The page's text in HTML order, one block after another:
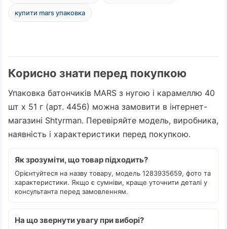
купити mars упаковка
Корисно знати перед покупкою
Упаковка батончиків MARS з нугою і карамеллю 40
шт х 51 г (арт. 4456) можна замовити в інтернет-
магазині Shtyrman. Перевіряйте модель, виробника,
наявність і характеристики перед покупкою.
Як зрозуміти, що товар підходить?
Орієнтуйтеся на назву товару, модель 1283935659, фото та
характеристики. Якщо є сумніви, краще уточнити деталі у
консультанта перед замовленням.
На що звернути увагу при виборі?